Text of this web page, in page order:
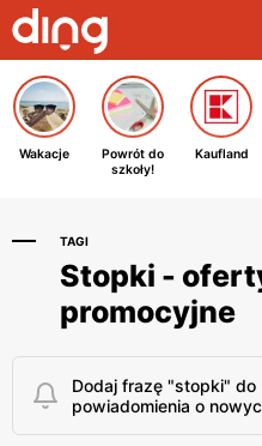
Wakacje
Powrót do
szkoły!
Kaufland
TAGI
Stopki -
promocyjne
Dodaj frazę "stopki" do
powiadomienia o